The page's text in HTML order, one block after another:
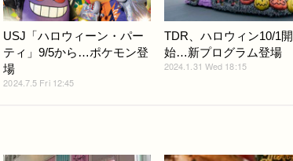
USJ「ハロウィーン・パー
ティ」9/5から…ポケモン登
場
2024.7.5 Fri 12:45
TDR、ハロウィン10/1開
始…新プログラム登場
2024.1.31 Wed 18:15